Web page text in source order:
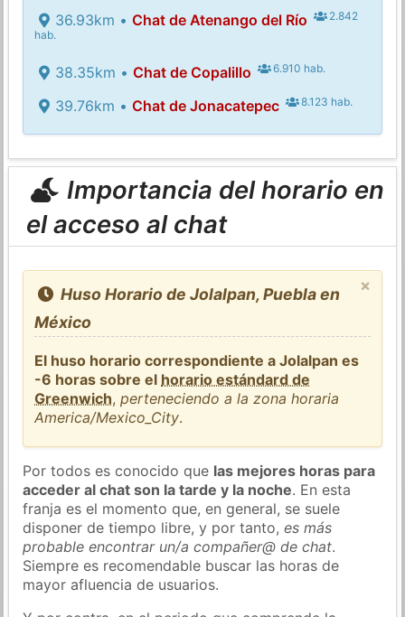
36.93km • Chat de Atenango del Río
2.842
hab.
38.35km • Chat de Copalillo 6.910 hab.
39.76km • Chat de Jonacatepec 8.123 hab.
Importancia del horario en
el acceso al chat
×
Huso Horario de Jolalpan, Puebla en
México
El huso horario correspondiente a Jolalpan es
-6 horas sobre el horario estándard de
Greenwich,perteneciendo a la zona horaria
America/Mexico_City.
Por todos es conocido que las mejores horas para
acceder al chat son la tarde y la noche. En esta
franja es el momento que, en general, se suele
disponer de tiempo libre, y por tanto,es más
probable encontrar un/a compañer@ de chat.
Siempre es recomendable buscar las horas de
mayor afluencia de usuarios.